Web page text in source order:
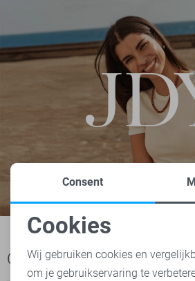
Ook het bekijken waard
Noodzakelijke cookies
Personalisatie cookies
Consent
Cookies
Wij gebruiken cookies en
om je gebruikservaring te